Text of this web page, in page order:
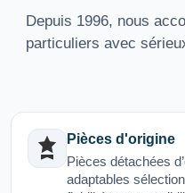
Depuis 1996, nous
particuliers avec
Pièces d'origine
Pièces détachées
adaptables